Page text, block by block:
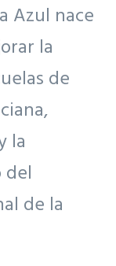
Azul nace
la
de
la
de la